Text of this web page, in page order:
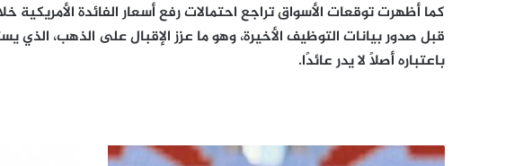
قبل صدور بيانات التوظيف الأخيرة، وهو ما عزز الإقبال على الذهب، الذي
باعتباره أصلًا لا يدر عائدًا.
في